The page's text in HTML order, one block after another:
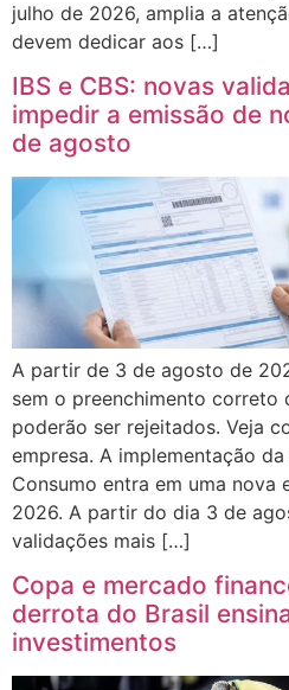
julho de 2026, amplia a
devem dedicar aos […]
IBS e CBS: novas
impedir a emissão de
de agosto
A partir de 3 de agosto de
sem o preenchimento correto
poderão ser rejeitados. Veja
empresa. A implementação
Consumo entra em uma nova
2026. A partir do dia 3 de
validações mais […]
Copa e mercado
derrota do Brasil
investimentos